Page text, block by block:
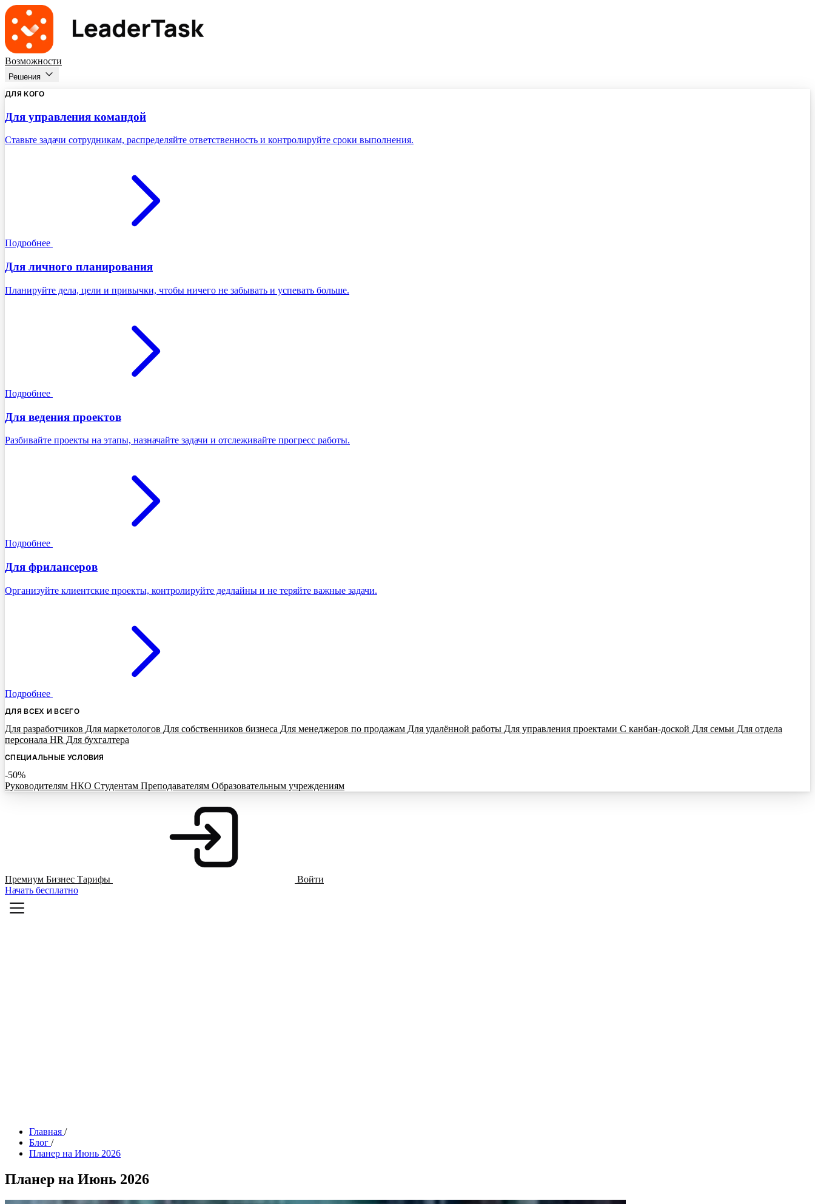
Возможности
Решения
ДЛЯ КОГО
Для управления командой
Ставьте задачи сотрудникам, распределяйте ответственность и контролируйте сроки выполнения.
Подробнее
Для личного планирования
Планируйте дела, цели и привычки, чтобы ничего не забывать и успевать больше.
Подробнее
Для ведения проектов
Разбивайте проекты на этапы, назначайте задачи и отслеживайте прогресс работы.
Подробнее
Для фрилансеров
Организуйте клиентские проекты, контролируйте дедлайны и не теряйте важные задачи.
Подробнее
ДЛЯ ВСЕХ И ВСЕГО
Для разработчиков Для маркетологов Для собственников бизнеса Для менеджеров по продажам Для удалённой работы Для управления проектами С канбан-доской Для семьи Для отдела
персонала HR Для бухгалтера
СПЕЦИАЛЬНЫЕ УСЛОВИЯ
-50%
Руководителям НКО Студентам Преподавателям Образовательным учреждениям
Премиум Бизнес Тарифы
Войти
Начать бесплатно
Главная /
Блог /
Планер на Июнь 2026
Планер на Июнь 2026